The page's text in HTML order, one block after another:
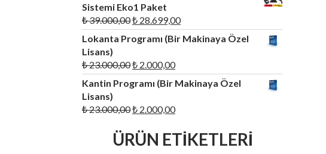
Sistemi Eko1 Paket
₺39.000,00Orijinal
fiyat:
₺ 39.000,00.
₺ 28.699,00Şu
andaki
fiyat:
Lokanta Programı (Bir Makinaya Özel
Lisans)
₺23.000,00Orijinal
fiyat:
₺ 23.000,00.
₺ 2.000,00Şu
andaki
fiyat:
Kantin Programı (Bir Makinaya Özel
Lisans)
₺23.000,00Orijinal
₺ 23.000,00.
₺ 2.000,00Şu
fiyat:
₺ 2.000,00.
ÜRÜN ETIKETLERI